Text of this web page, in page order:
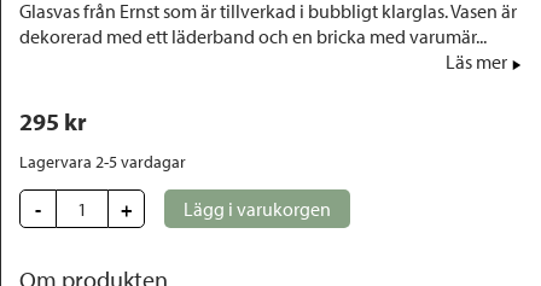
Glasvas från Ernst som är tillverkad i bubbligt klarglas. Vasen är
dekorerad med ett läderband och en bricka med varumär...
Läs mer
295 kr
Lagervara 2-5 vardagar
- + Lägg i varukorgen
Om produkten